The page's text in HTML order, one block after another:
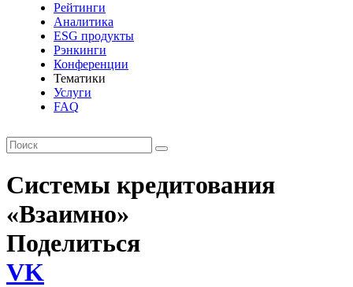
Рейтинги
Аналитика
ESG продукты
Рэнкинги
Конференции
Тематики
Услуги
FAQ
Системы кредитования
«Взаимно»
Поделиться
VK